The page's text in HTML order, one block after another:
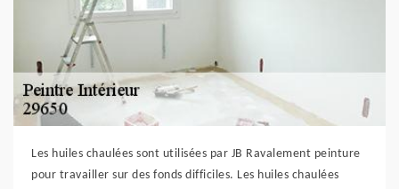
Les huiles chaulées sont utilisées par JB Ravalement peinture
pour travailler sur des fonds difficiles. Les huiles chaulées